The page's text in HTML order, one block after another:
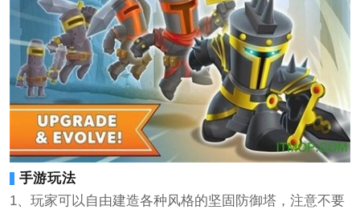
手游玩法
1、玩家可以自由建造各种风格的坚固防御塔，注意不要